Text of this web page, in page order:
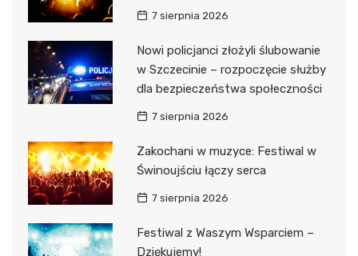
7 sierpnia 2026
Nowi policjanci złożyli ślubowanie
w Szczecinie – rozpoczęcie służby
dla bezpieczeństwa społeczności
7 sierpnia 2026
Zakochani w muzyce: Festiwal w
Świnoujściu łączy serca
7 sierpnia 2026
Festiwal z Waszym Wsparciem –
Dziękujemy!